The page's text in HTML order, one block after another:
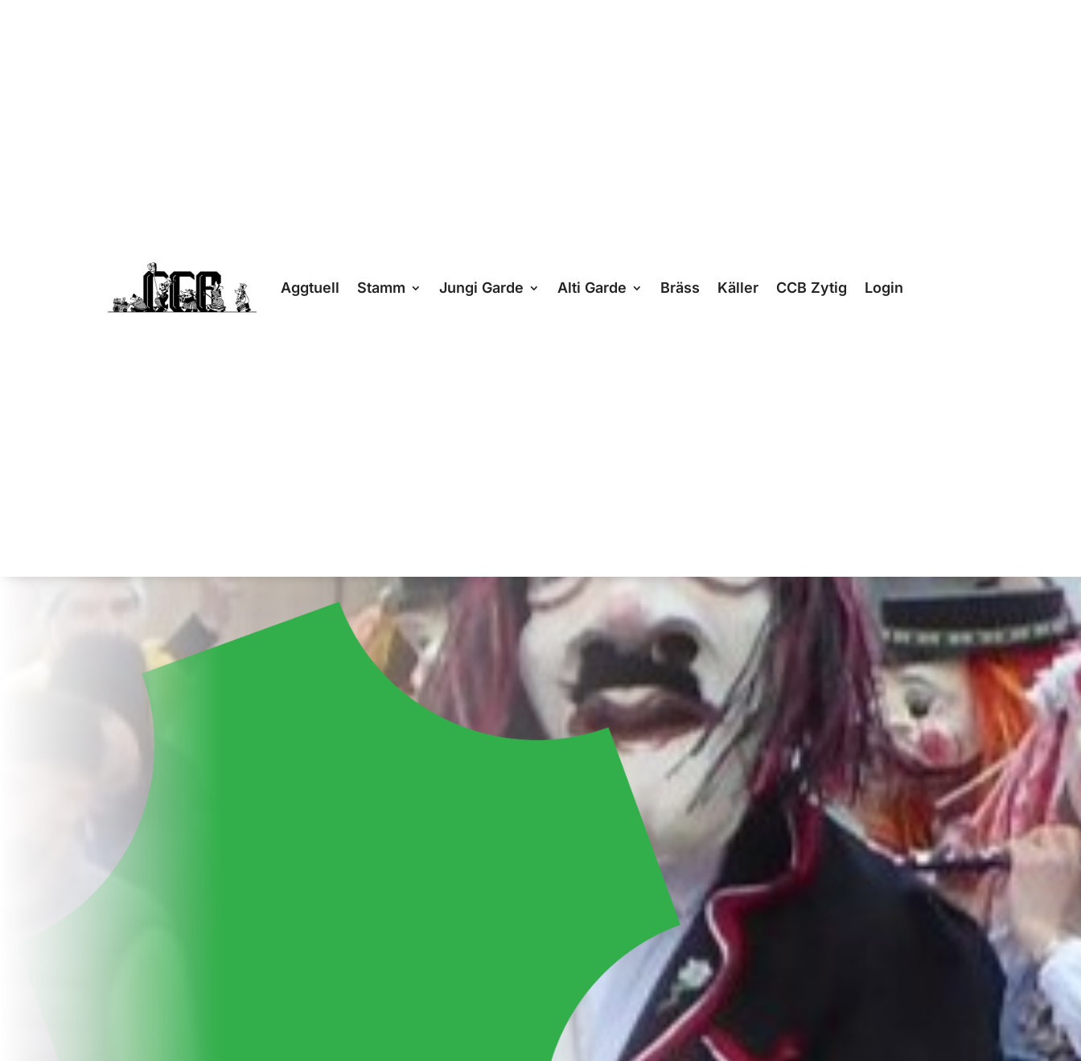
Aggtuell Stamm Jungi Garde Alti Garde Bräss Käller CCB Zytig Login